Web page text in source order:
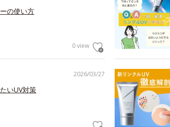
の使い方
0 view
2026/03/27
いUV対策